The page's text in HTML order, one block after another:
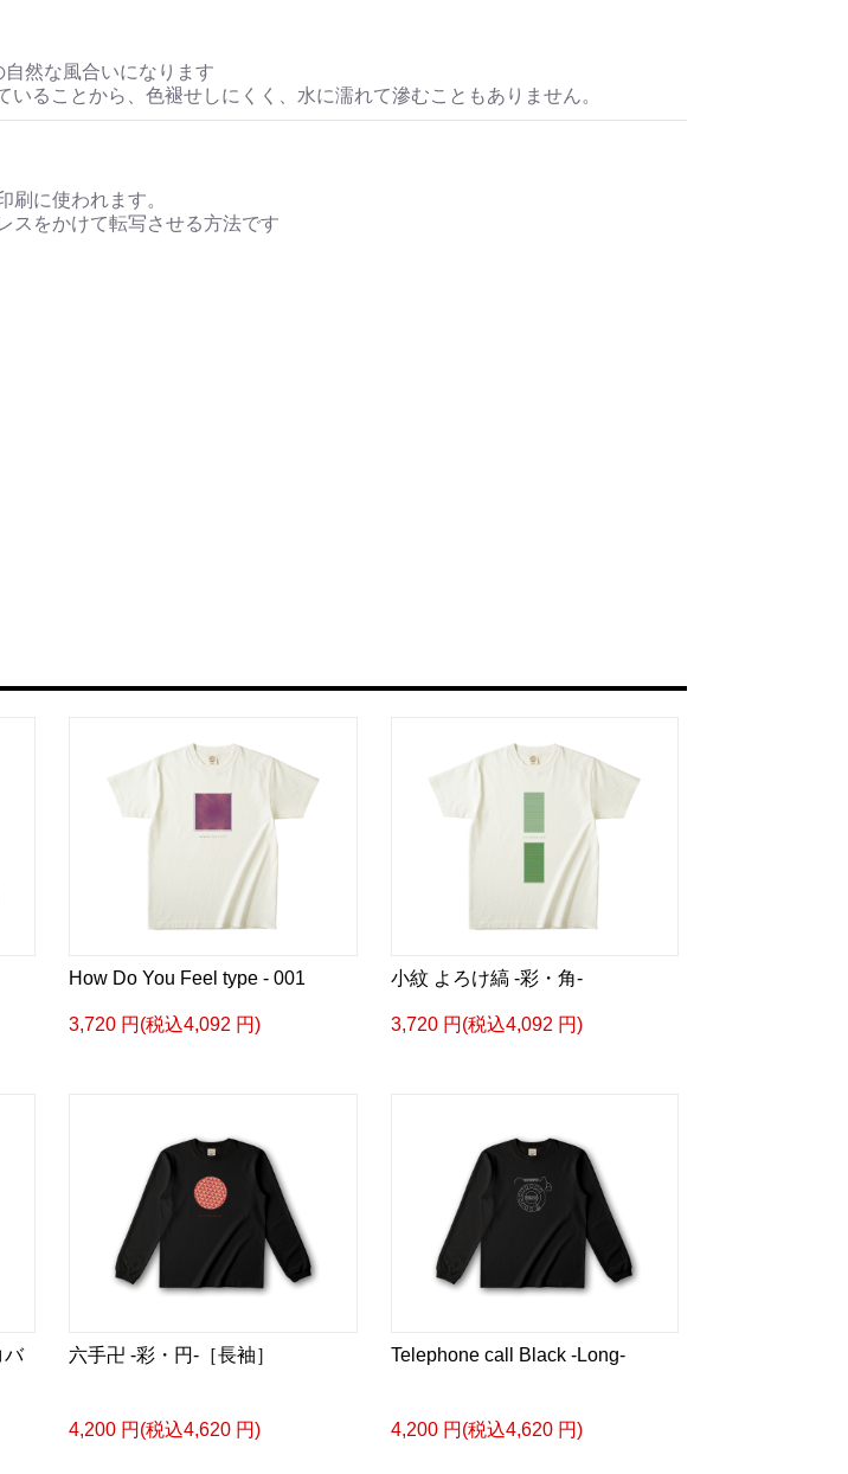
然な風合いになります
ることから、色褪せしにくく、水に濡れて滲むこともありません。
刷に使われます。
スをかけて転写させる方法です
How Do You Feel type - 001
3,720 円(税込4,092 円)
小紋 よろけ縞 -彩・角-
3,720 円(税込4,092 円)
バ
六手卍 -彩・円-［長袖］
4,200 円(税込4,620 円)
Telephone call Black -Long-
4,200 円(税込4,620 円)